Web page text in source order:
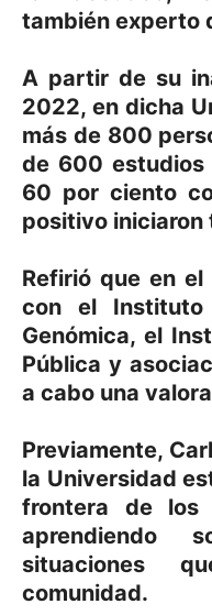
también experto
A partir de su
2022, en dicha
más de 800
de 600 estudios
60 por ciento
positivo iniciaron
Refirió que en
con el Instituto
Genómica, el
Pública y
a cabo una
Previamente,
la Universidad
frontera de los
situaciones
comunidad.